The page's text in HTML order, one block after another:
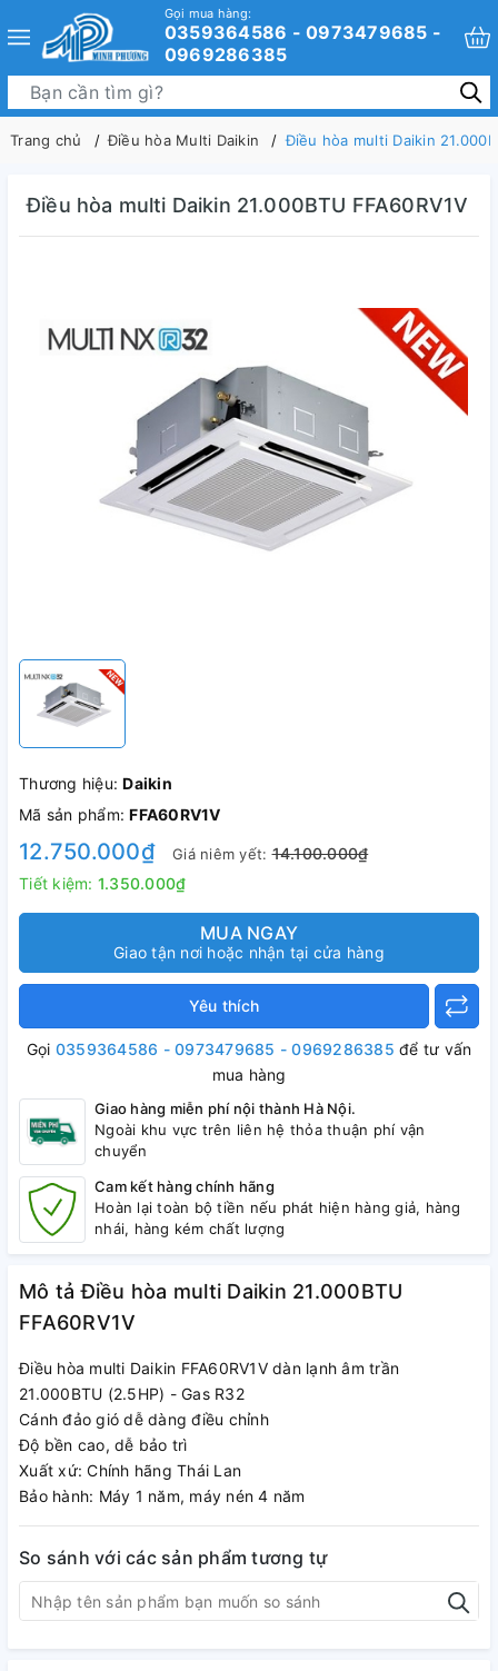
Gọi mua hàng:
0359364586 - 0973479685 -
0969286385
Trang chủ Điều hòa Multi Daikin Điều hòa multi Daikin
Điều hòa multi Daikin 21.000BTU FFA60RV1V
Thương hiệu:Daikin
Mã sản phẩm:FFA60RV1V
12.750.000₫ Giá niêm yết:14.100.000₫
Tiết kiệm: 1.350.000₫
MUA NGAY
Giao tận nơi hoặc nhận tại cửa hàng
Yêu thích
Gọi 0359364586 - 0973479685 - 0969286385 để tư vấn
mua hàng
Giao hàng miễn phí nội thành Hà Nội.
Ngoài khu vực trên liên hệ thỏa thuận phí vận
chuyển
Cam kết hàng chính hãng
Hoàn lại toàn bộ tiền nếu phát hiện hàng giả, hàng
nhái, hàng kém chất lượng
Mô tả Điều hòa multi Daikin 21.000BTU
FFA60RV1V
Điều hòa multi Daikin FFA60RV1V dàn lạnh âm trần
21.000BTU (2.5HP) - Gas R32
Cánh đảo gió dễ dàng điều chỉnh
Độ bền cao, dễ bảo trì
Xuất xứ: Chính hãng Thái Lan
Bảo hành: Máy 1 năm, máy nén 4 năm
So sánh với các sản phẩm tương tự